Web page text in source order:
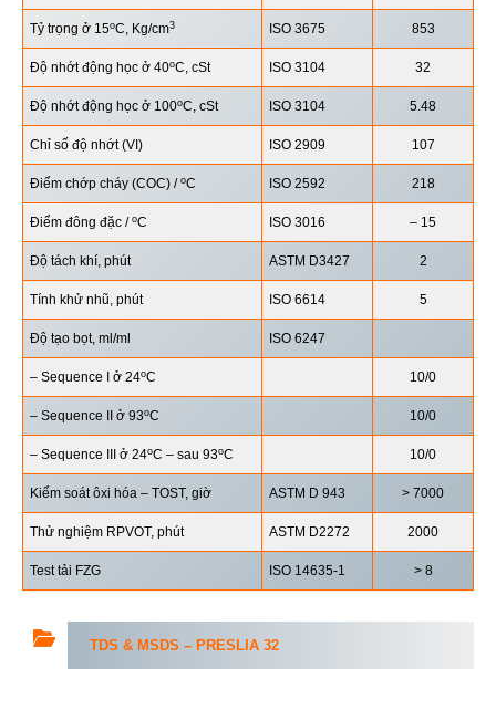
Tỷ trọng ở 15oC, Kg/cm3 ISO 3675 853
Độ nhớt động học ở 40oC, cSt ISO 3104 32
Độ nhớt động học ở 100oC, cSt ISO 3104 5.48
Chỉ số độ nhớt (VI) ISO 2909 107
Điểm chớp cháy (COC) / oC ISO 2592 218
Điểm đông đặc / oC ISO 3016 – 15
Độ tách khí, phút ASTM D3427 2
Tính khử nhũ, phút ISO 6614 5
Độ tạo bọt, ml/ml ISO 6247
– Sequence I ở 24oC 10/0
– Sequence II ở 93oC 10/0
– Sequence III ở 24oC – sau 93oC 10/0
Kiểm soát ôxi hóa – TOST, giờ ASTM D 943 > 7000
Thử nghiệm RPVOT, phút ASTM D2272 2000
Test tải FZG ISO 14635-1 > 8
TDS & MSDS –PRESLIA 32